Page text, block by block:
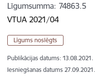
Līgumsumma 74863.5
VTUA 2021/04
Līgums noslēgts
Publikācijas datums: 13.08.2021.
Iesniegšanas datums 27.09.2021.